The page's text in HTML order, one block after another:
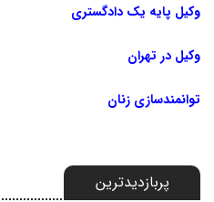
وکیل پایه یک دادگستری
وکیل در تهران
توانمندسازی زنان
پربازدیدترین